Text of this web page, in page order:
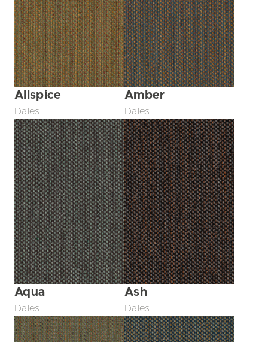
Allspice
Dales
Amber
Dales
Aqua
Dales
Ash
Dales